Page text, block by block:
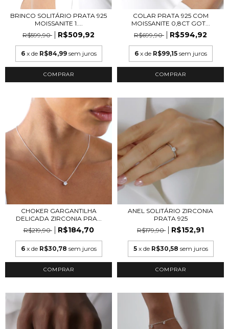
BRINCO SOLITÁRIO PRATA 925
MOISSANITE 1....
R$599,90
R$509,92
6 x de R$84,99 sem juros
COLAR PRATA 925 COM
MOISSANITE 0,8CT GOT...
R$699,90
R$594,92
6 x de R$99,15 sem juros
CHOKER GARGANTILHA
DELICADA ZIRCONIA PRA...
R$219,90
R$184,70
6 x de R$30,78 sem juros
ANEL SOLITÁRIO ZIRCONIA
PRATA 925
R$179,90
R$152,91
5 x de R$30,58 sem juros
COMPRAR